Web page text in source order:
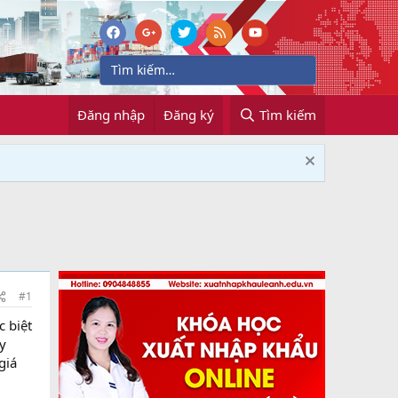
Đăng nhập Đăng ký Tìm kiếm
#1
biệt